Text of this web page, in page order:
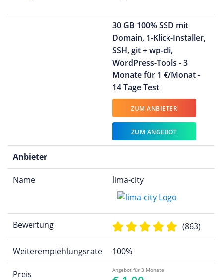
30 GB 100% SSD mit
Domain, 1-Klick-Installer,
SSH, git + wp-cli,
WordPress-Tools - 3
Monate für 1 €/Monat -
14 Tage Test
ZUM ANBIETER
ZUM ANGEBOT
Anbieter
Name lima-city
Bewertung (863)
Weiterempfehlungsrate 100%
Preis Angebot für 3 Monate